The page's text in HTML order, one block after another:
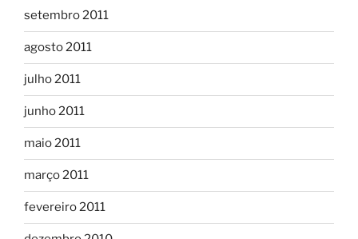
setembro 2011
agosto 2011
julho 2011
junho 2011
maio 2011
março 2011
fevereiro 2011